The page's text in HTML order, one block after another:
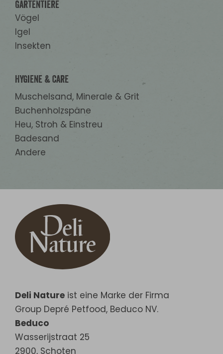
Gartentiere
Vögel
Igel
Insekten
Hygiene & Care
Muschelsand, Minerale & Grit
Buchenholzspäne
Heu, Stroh & Einstreu
Badesand
Andere
Deli Nature ist eine Marke der Firma
Group Depré Petfood, Beduco NV.
Beduco
Wasserijstraat 25
2900, Schoten